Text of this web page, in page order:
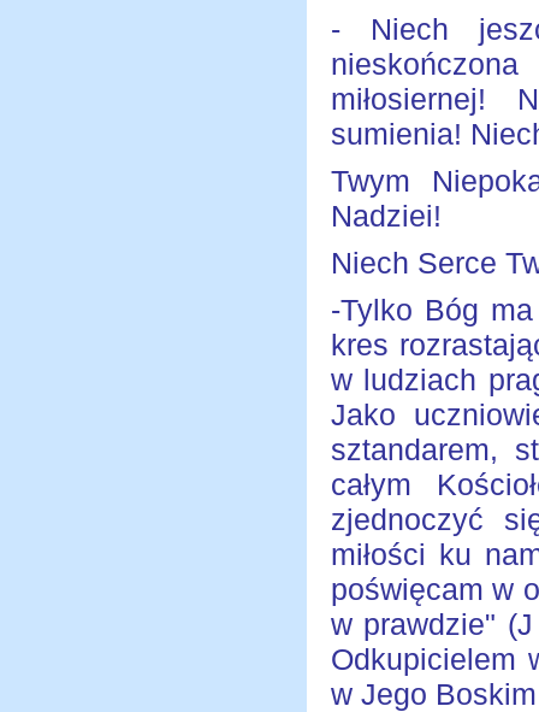
- Niech
miłosiernej!
sumienia!
Twym
Nadziei!
Niech Serce
-Tylko Bóg
kres
w ludziach
Jako
sztandarem,
całym
zjednoczyć
miłości ku
poświęcam w
w prawdzie"
Odkupicielem
w Jego